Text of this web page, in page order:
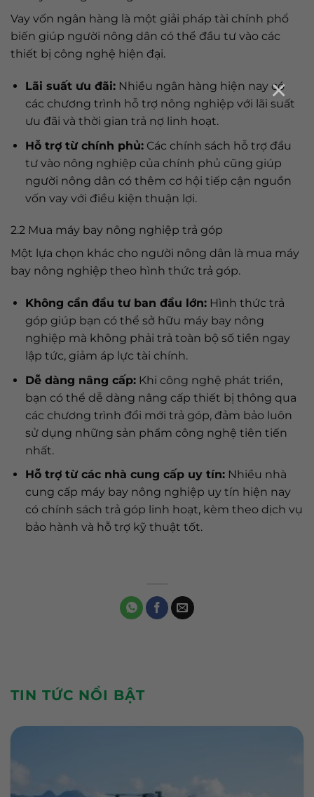
×
Vay vốn ngân hàng là một giải pháp tài chính phổ
biến giúp người nông dân có thể đầu tư vào các
thiết bị công nghệ hiện đại.
Lãi suất ưu đãi:Nhiều ngân hàng hiện nay có
các chương trình hỗ trợ nông nghiệp với lãi suất
ưu đãi và thời gian trả nợ linh hoạt.
Hỗ trợ từ chính phủ:Các chính sách hỗ trợ đầu
tư vào nông nghiệp của chính phủ cũng giúp
người nông dân có thêm cơ hội tiếp cận nguồn
vốn vay với điều kiện thuận lợi.
2.2 Mua máy bay nông nghiệp trả góp
Một lựa chọn khác cho người nông dân là mua máy
bay nông nghiệp theo hình thức trả góp.
Không cần đầu tư ban đầu lớn:Hình thức trả
góp giúp bạn có thể sở hữu máy bay nông
nghiệp mà không phải trả toàn bộ số tiền ngay
lập tức, giảm áp lực tài chính.
Dễ dàng nâng cấp:Khi công nghệ phát triển,
bạn có thể dễ dàng nâng cấp thiết bị thông qua
các chương trình đổi mới trả góp, đảm bảo luôn
sử dụng những sản phẩm công nghệ tiên tiến
nhất.
Hỗ trợ từ các nhà cung cấp uy tín:Nhiều nhà
cung cấp máy bay nông nghiệp uy tín hiện nay
có chính sách trả góp linh hoạt, kèm theo dịch vụ
bảo hành và hỗ trợ kỹ thuật tốt.
TIN TỨC NỔI BẬT